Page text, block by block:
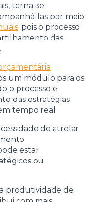
torna-se
las por meio
, pois o processo
das
um módulo para os
o processo e
das estratégias
tempo real.
de atrelar
estar
ou
produtividade de